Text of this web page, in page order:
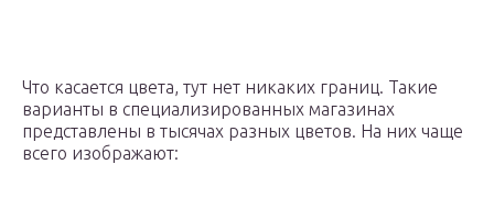
Что касается цвета, тут нет никаких границ. Такие
варианты в специализированных магазинах
представлены в тысячах разных цветов. На них чаще
всего изображают: